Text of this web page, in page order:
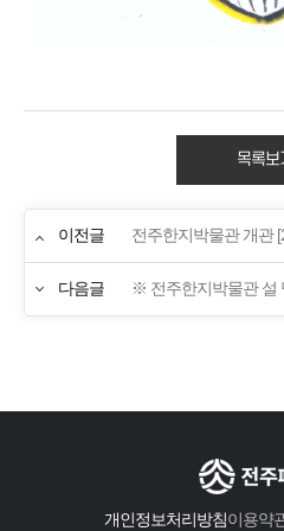
목록보
이전글 전주한지박물관 개관
다음글
개인정보처리방침이용약